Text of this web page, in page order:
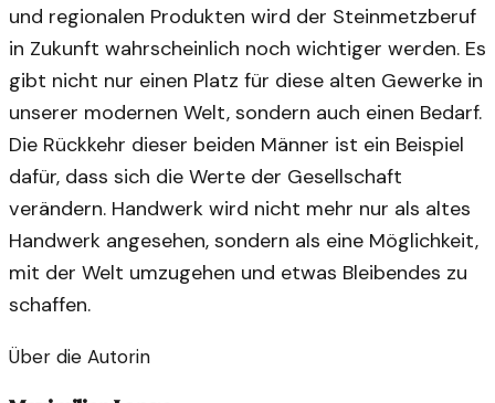
und regionalen Produkten wird der Steinmetzberuf
in Zukunft wahrscheinlich noch wichtiger werden. Es
gibt nicht nur einen Platz für diese alten Gewerke in
unserer modernen Welt, sondern auch einen Bedarf.
Die Rückkehr dieser beiden Männer ist ein Beispiel
dafür, dass sich die Werte der Gesellschaft
verändern. Handwerk wird nicht mehr nur als altes
Handwerk angesehen, sondern als eine Möglichkeit,
mit der Welt umzugehen und etwas Bleibendes zu
schaffen.
Über die Autorin